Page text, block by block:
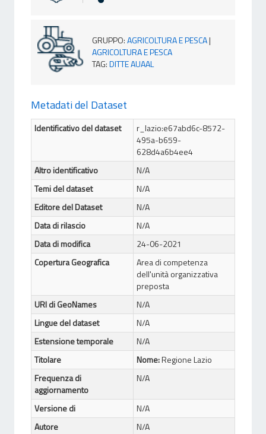
GRUPPO:AGRICOLTURA E PESCA|
AGRICOLTURA E PESCA
TAG:DITTE AUAAL
Metadati del Dataset
Identificativo del dataset
r_lazio:e67abd6c-8572-
495a-b659-
628d4a6b4ee4
Altro identificativo
N/A
Temi del dataset
N/A
Editore del Dataset
N/A
Data di rilascio
N/A
Data di modifica
24-06-2021
Copertura Geografica
Area di competenza
dell'unità organizzativa
preposta
URI di GeoNames
N/A
Lingue del dataset
N/A
Estensione temporale
N/A
Titolare
Nome:Regione Lazio
Frequenza di
aggiornamento
N/A
Versione di
N/A
Autore
N/A